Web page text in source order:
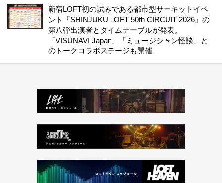
新宿LOFT初の試みである都市型サーキットイベ
ント『SHINJUKU LOFT 50th CIRCUIT 2026』の
第八弾出演者とタイムテーブルが発表。
「VISUNAVI Japan」「ミュージシャン怪談」と
のトークコラボステージも開催